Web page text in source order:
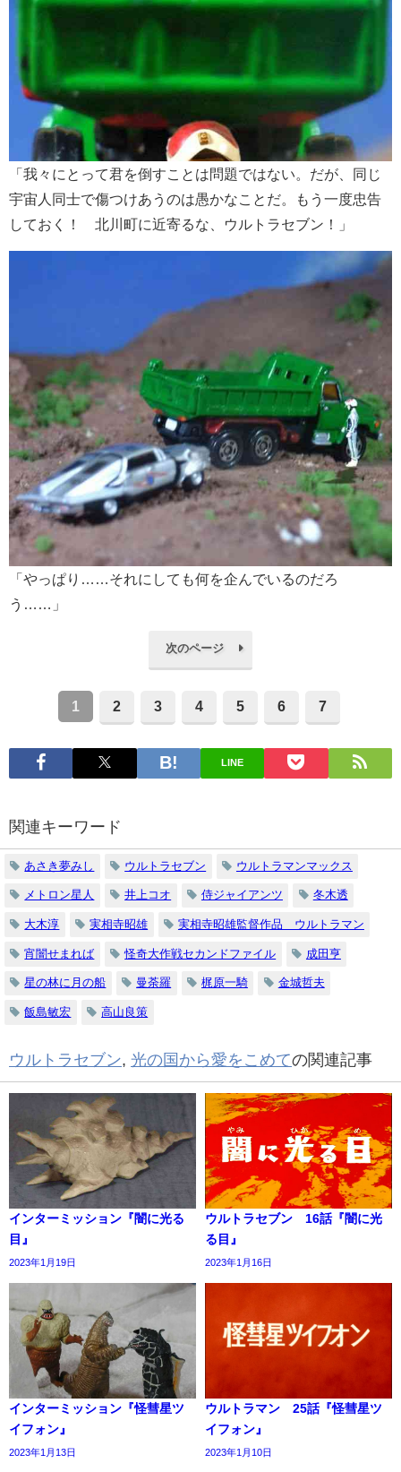
「我々にとって君を倒すことは問題ではない。だが、同じ
宇宙人同士で傷つけあうのは愚かなことだ。もう一度忠告
しておく！ 北川町に近寄るな、ウルトラセブン！」
「やっぱり……それにしても何を企んでいるのだろ
う……」
次のページ
1 2 3 4 5 6 7
LINE
関連キーワード
あさき夢みし ウルトラセブン ウルトラマンマックス
メトロン星人 井上コオ 侍ジャイアンツ 冬木透
大木淳 実相寺昭雄 実相寺昭雄監督作品 ウルトラマン
宵闇せまれば 怪奇大作戦セカンドファイル 成田亨
星の林に月の船 曼荼羅 梶原一騎 金城哲夫
飯島敏宏 高山良策
ウルトラセブン, 光の国から愛をこめての関連記事
インターミッション『闇に光る
目』
2023年1月19日
ウルトラセブン 16話『闇に光
る目』
2023年1月16日
インターミッション『怪彗星ツ
イフォン』
2023年1月13日
ウルトラマン 25話『怪彗星ツ
イフォン』
2023年1月10日